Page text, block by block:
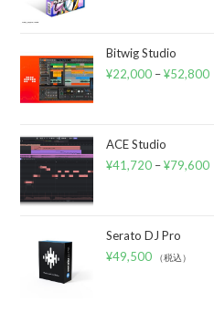
Bitwig Studio
¥22,000 –¥52,800
ACE Studio
¥41,720 –¥79,600
Serato DJ Pro
¥49,500 （税込）